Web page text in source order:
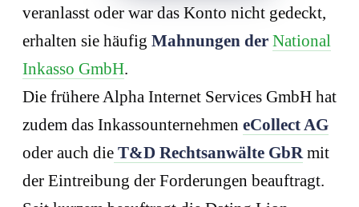
veranlasst oder war das Konto nicht gedeckt,
erhalten sie häufig Mahnungen der National
Inkasso GmbH.
Die frühere Alpha Internet Services GmbH hat
zudem das Inkassounternehmen eCollect AG
oder auch die T&D Rechtsanwälte GbRmit
der Eintreibung der Forderungen beauftragt.